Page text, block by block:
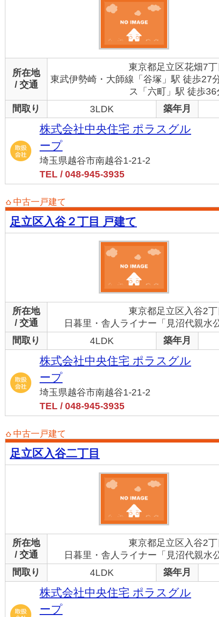
所在地
/ 交通
東京都足立区花畑7
東武伊勢崎・大師線「谷塚」駅 徒歩27
ス「六町」駅 徒歩36
間取り
3LDK 築年月
株式会社中央住宅 ポラスグル
ープ
埼玉県越谷市南越谷1-21-2
TEL / 048-945-3935
中古一戸建て
足立区入谷２丁目 戸建て
所在地
/ 交通
東京都足立区入谷2
日暮里・舎人ライナー「見沼代親水
間取り
4LDK 築年月
株式会社中央住宅 ポラスグル
ープ
埼玉県越谷市南越谷1-21-2
TEL / 048-945-3935
中古一戸建て
足立区入谷二丁目
所在地
/ 交通
東京都足立区入谷2
日暮里・舎人ライナー「見沼代親水
間取り
4LDK 築年月
株式会社中央住宅 ポラスグル
ープ